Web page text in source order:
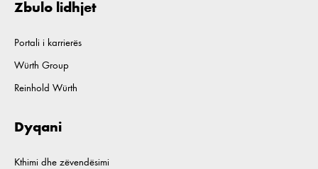
Zbulo lidhjet
Portali i karrierës
Würth Group
Reinhold Würth
Dyqani
Kthimi dhe zëvendësimi